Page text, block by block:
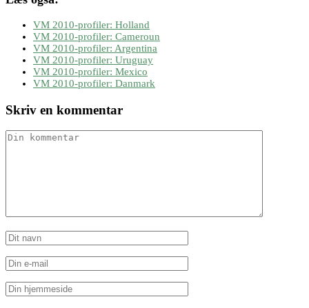
VM 2010-profiler: Holland
VM 2010-profiler: Cameroun
VM 2010-profiler: Argentina
VM 2010-profiler: Uruguay
VM 2010-profiler: Mexico
VM 2010-profiler: Danmark
Skriv en kommentar